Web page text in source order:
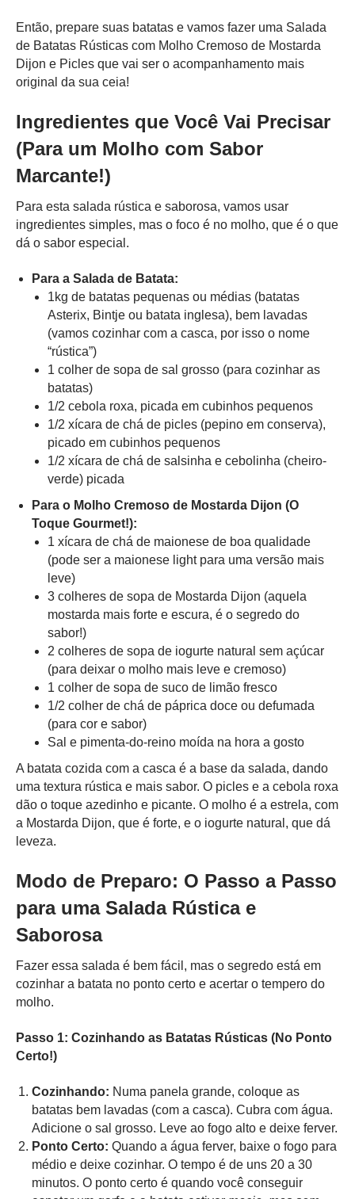
Então, prepare suas batatas e vamos fazer uma Salada
de Batatas Rústicas com Molho Cremoso de Mostarda
Dijon e Picles que vai ser o acompanhamento mais
original da sua ceia!
Ingredientes que Você Vai Precisar
(Para um Molho com Sabor
Marcante!)
Para esta salada rústica e saborosa, vamos usar
ingredientes simples, mas o foco é no molho, que é o que
dá o sabor especial.
Para a Salada de Batata:
1kg de batatas pequenas ou médias (batatas
Asterix, Bintje ou batata inglesa), bem lavadas
(vamos cozinhar com a casca, por isso o nome
“rústica”)
1 colher de sopa de sal grosso (para cozinhar as
batatas)
1/2 cebola roxa, picada em cubinhos pequenos
1/2 xícara de chá de picles (pepino em conserva),
picado em cubinhos pequenos
1/2 xícara de chá de salsinha e cebolinha (cheiro-
verde) picada
Para o Molho Cremoso de Mostarda Dijon (O
Toque Gourmet!):
1 xícara de chá de maionese de boa qualidade
(pode ser a maionese light para uma versão mais
leve)
3 colheres de sopa de Mostarda Dijon (aquela
mostarda mais forte e escura, é o segredo do
sabor!)
2 colheres de sopa de iogurte natural sem açúcar
(para deixar o molho mais leve e cremoso)
1 colher de sopa de suco de limão fresco
1/2 colher de chá de páprica doce ou defumada
(para cor e sabor)
Sal e pimenta-do-reino moída na hora a gosto
A batata cozida com a casca é a base da salada, dando
uma textura rústica e mais sabor. O picles e a cebola roxa
dão o toque azedinho e picante. O molho é a estrela, com
a Mostarda Dijon, que é forte, e o iogurte natural, que dá
leveza.
Modo de Preparo: O Passo a Passo
para uma Salada Rústica e
Saborosa
Fazer essa salada é bem fácil, mas o segredo está em
cozinhar a batata no ponto certo e acertar o tempero do
molho.
Passo 1: Cozinhando as Batatas Rústicas (No Ponto
Certo!)
Cozinhando: Numa panela grande, coloque as
batatas bem lavadas (com a casca). Cubra com água.
Adicione o sal grosso. Leve ao fogo alto e deixe ferver.
Ponto Certo: Quando a água ferver, baixe o fogo para
médio e deixe cozinhar. O tempo é de uns 20 a 30
minutos. O ponto certo é quando você conseguir